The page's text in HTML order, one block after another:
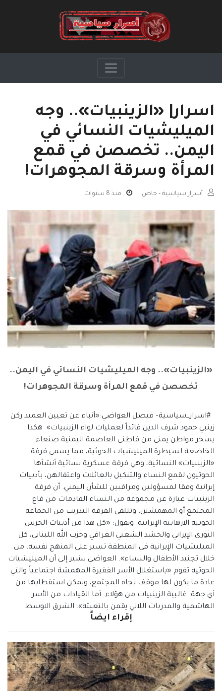
اسرار| «الزينبيات».. وجه
الميليشيات النسائي في
اليمن.. تخصصن في قمع
المرأة وسرقة المجوهرات!
أسرار سياسية - خاص منذ 8 سنوات
«الزينبيات».. وجه الميليشيات النسائي في اليمن..
تخصصن في قمع المرأة وسرقة المجوهرات!
#اسرار_سياسية– فيصل العواضي:«أنباء عن تعيين العميد ركن
زينبي حمود شرف الدين قائداً لعمليات لواء الزينبيات». هكذا
يسخر مواطن يمني من قاطني العاصمة اليمنية صنعاء
الخاضعة لسيطرة الميليشيات الحوثية، مما يسمى فرقة
«الزينبيات» النسائية، وهي فرقة عسكرية نسائية أنشأها
الحوثيون لقمع النساء والتنكيل بالعائلات واعتقالهن، بأدبيات
إيرانية وفقا لمسؤولين ومراقبين للشأن اليمني. أن فرقة
الزينبيات عبارة عن مجموعة من النساء القادمات من قاع
المجتمع أو المهمشين، وتتلقى الفرقة التدريب من الجماعة
الحوثية الارهابية الإيرانية. ويقول: «كل هذا من أدبيات الحرس
الثوري الإيراني والحشد الشعبي العراقي وحزب الله اللبناني، كل
الميليشيات الإيرانية في المنطقة تسير على المنهج نفسه، من
خلال تجنيد الأطفال والنساء». العواضي يشير إلى أن الميليشيات
الحوثية تقوم «باستغلال الأسر الفقيرة المهمشة اجتماعياً والتي
عادة ما يكون لها موقف تجاه المجتمع، ويمكن استقطابها من
أي جهة. غالبية الزينبيات من هؤلاء. أما القيادات من الأسر
الهاشمية والمدربات اللاتي يقمن بالتعبئة». الشرق الاوسط
إقراء ايضاً